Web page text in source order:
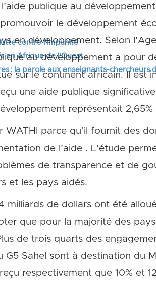
contre l’impunité
en Afrique de l’Ouest
: la parole aux enseignants-chercheurs
publique au
le développement
en développement. Selon
au développement a pour
sur le continent africain. Il est
une aide publique
représentait
parce qu’il fournit des
de l’aide . L’étude
de transparence et de
et les pays aidés.
milliards de dollars ont été
que pour la majorité des
de trois quarts des
G5 Sahel sont à destination du
respectivement que 10% et